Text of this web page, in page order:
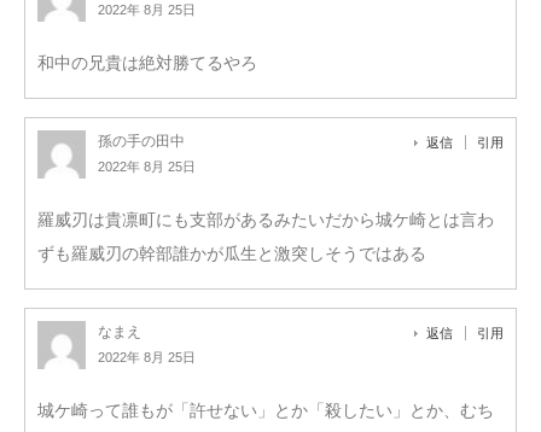
2022年 8月 25日
和中の兄貴は絶対勝てるやろ
孫の手の田中
2022年 8月 25日
返信 引用
羅威刃は貴凛町にも支部があるみたいだから城ケ崎とは言わ
ずも羅威刃の幹部誰かが瓜生と激突しそうではある
なまえ
2022年 8月 25日
返信 引用
城ケ崎って誰もが「許せない」とか「殺したい」とか、むち